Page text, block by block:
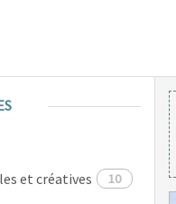
et créatives 10